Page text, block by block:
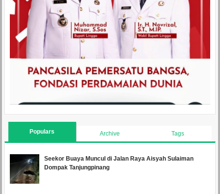
Populars Archive Tags
Seekor Buaya Muncul di Jalan Raya Aisyah Sulaiman
Dompak Tanjungpinang